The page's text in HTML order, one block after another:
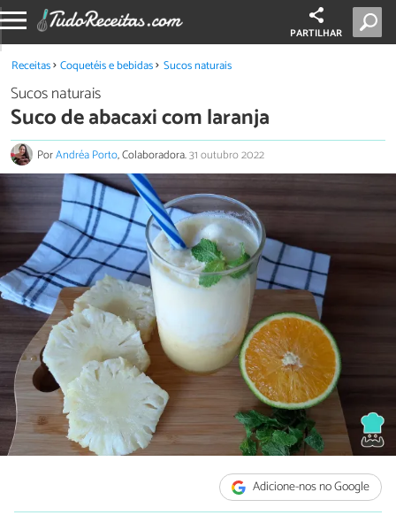
PARTILHAR
Receitas Coquetéis e bebidas Sucos naturais
Sucos naturais
Suco de abacaxi com laranja
PorAndréa Porto, Colaboradora.31 outubro 2022
Adicione-nos no Google